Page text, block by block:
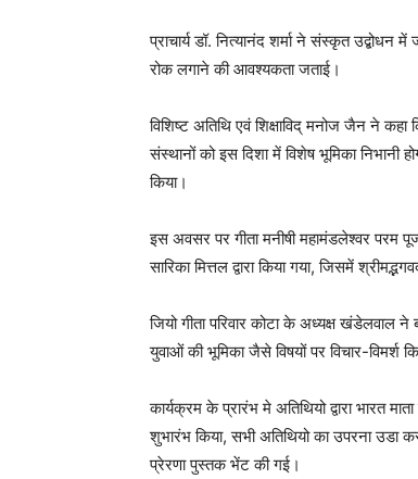
प्राचार्य डॉ. नित्यानंद शर्मा ने संस्कृत
रोक लगाने की आवश्यकता जताई।
विशिष्ट अतिथि एवं शिक्षाविद् मनोज जैन ने
संस्थानों को इस दिशा में विशेष भूमिका निभानी
किया।
इस अवसर पर गीता मनीषी महामंडलेश्वर परम
सारिका मित्तल द्वारा किया गया, जिसमें
जियो गीता परिवार कोटा के अध्यक्ष खंडेलवाल
युवाओं की भूमिका जैसे विषयों पर विचार-विमर्श
कार्यक्रम के प्रारंभ मे अतिथियो द्वारा भारत
शुभारंभ किया, सभी अतिथियो का उपरना उडा
प्रेरणा पुस्तक भेंट की गई।